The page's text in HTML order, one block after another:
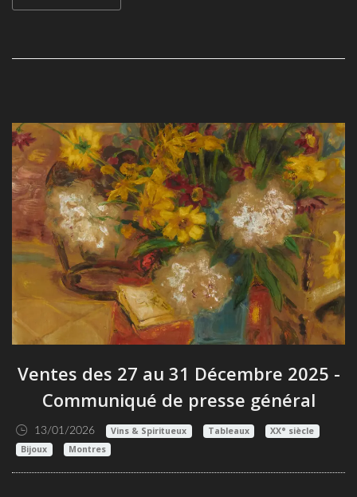
Ventes des 27 au 31 Décembre 2025 -
Communiqué de presse général
13/01/2026 Vins & Spiritueux Tableaux
XX° siècle
Bijoux
Montres